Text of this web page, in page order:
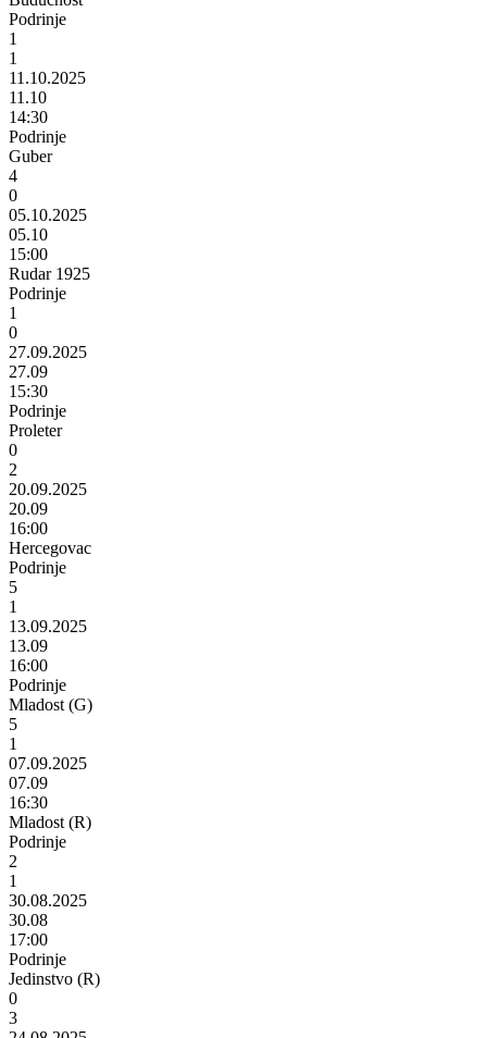
Podrinje
1
1
11.10.2025
11.10
14:30
Podrinje
Guber
4
0
05.10.2025
05.10
15:00
Rudar 1925
Podrinje
1
0
27.09.2025
27.09
15:30
Podrinje
Proleter
0
2
20.09.2025
20.09
16:00
Hercegovac
Podrinje
5
1
13.09.2025
13.09
16:00
Podrinje
Mladost (G)
5
1
07.09.2025
07.09
16:30
Mladost (R)
Podrinje
2
1
30.08.2025
30.08
17:00
Podrinje
Jedinstvo (R)
0
3